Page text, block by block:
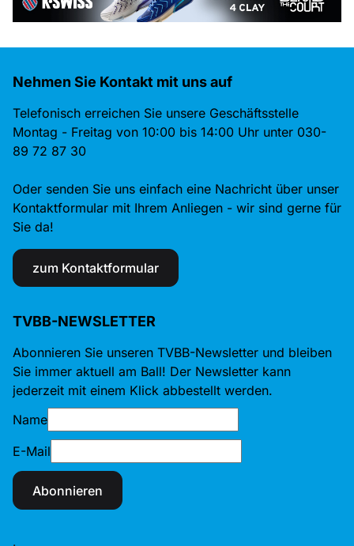
Nehmen Sie Kontakt mit uns auf
Telefonisch erreichen Sie unsere Geschäftsstelle
Montag - Freitag von 10:00 bis 14:00 Uhr unter 030-
89 72 87 30
Oder senden Sie uns einfach eine Nachricht über unser
Kontaktformular mit Ihrem Anliegen - wir sind gerne für
Sie da!
zum Kontaktformular
TVBB-NEWSLETTER
Abonnieren Sie unseren TVBB-Newsletter und bleiben
Sie immer aktuell am Ball! Der Newsletter kann
jederzeit mit einem Klick abbestellt werden.
Name
E-Mail
Abonnieren